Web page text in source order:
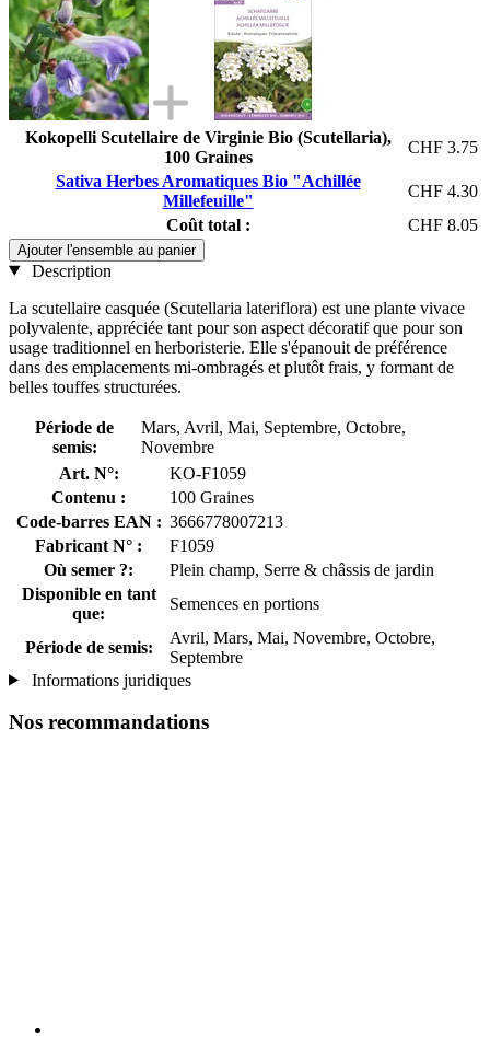
Kokopelli Scutellaire de Virginie Bio (Scutellaria),
100 Graines
CHF 3.75
Sativa Herbes Aromatiques Bio "Achillée
Millefeuille"
CHF 4.30
Coût total :
CHF 8.05
Ajouter l'ensemble au panier
Description
La scutellaire casquée (Scutellaria lateriflora) est une plante vivace
polyvalente, appréciée tant pour son aspect décoratif que pour son
usage traditionnel en herboristerie. Elle s'épanouit de préférence
dans des emplacements mi-ombragés et plutôt frais, y formant de
belles touffes structurées.
Période de
semis:
Mars, Avril, Mai, Septembre, Octobre,
Novembre
Art. N°:
KO-F1059
Contenu :
100 Graines
Code-barres EAN : 3666778007213
Fabricant N° :
F1059
Où semer ?:
Plein champ, Serre & châssis de jardin
Disponible en tant
que:
Semences en portions
Période de semis:
Avril, Mars, Mai, Novembre, Octobre,
Septembre
Informations juridiques
Nos recommandations